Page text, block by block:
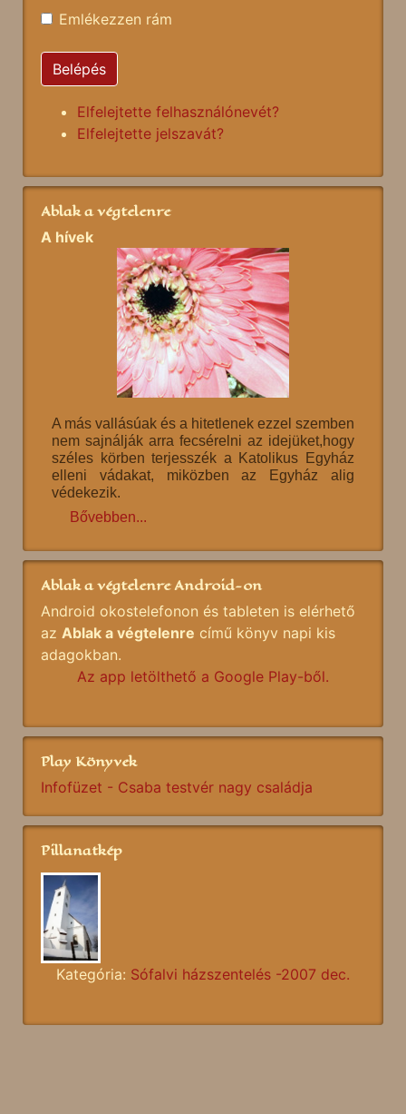
Emlékezzen rám
Belépés
Elfelejtette felhasználónevét?
Elfelejtette jelszavát?
Ablak a végtelenre
A hívek
A más vallásúak és a hitetlenek ezzel szemben
nem sajnálják arra fecsérelni az idejüket,hogy
széles körben terjesszék a Katolikus Egyház
elleni vádakat, miközben az Egyház alig
védekezik.
Bővebben...
Ablak a végtelenre Android-on
Android okostelefonon és tableten is elérhető
az Ablak a végtelenre című könyv napi kis
adagokban.
Az app letölthető a Google Play-ből.
Play Könyvek
Infofüzet - Csaba testvér nagy családja
Pillanatkép
Kategória: Sófalvi házszentelés -2007 dec.